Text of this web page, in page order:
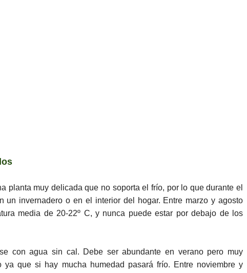
planta muy delicada que no soporta el frío, por lo que durante el
un invernadero o en el interior del hogar. Entre marzo y agosto
media de 20-22º C, y nunca puede estar por debajo de los
con agua sin cal. Debe ser abundante en verano pero muy
ya que si hay mucha humedad pasará frío. Entre noviembre y